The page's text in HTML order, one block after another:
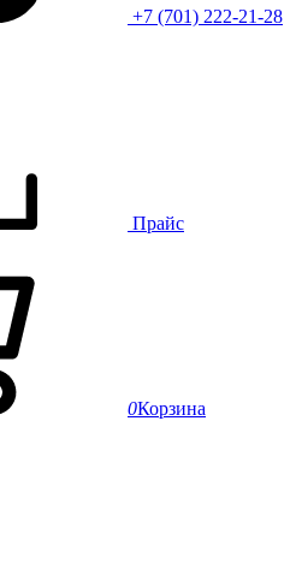
+7 (701) 222-21-28
Прайс
0Корзина